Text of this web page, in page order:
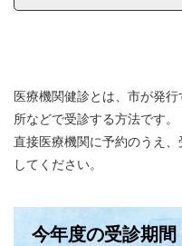
医療機関健診とは、市が発
所などで受診する方法です。
直接医療機関に予約のうえ
してください。
今年度の受診期間